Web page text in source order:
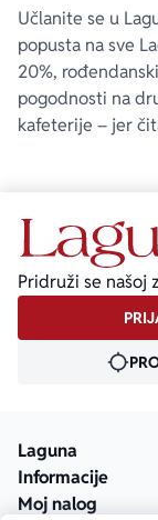
Učlanite se u
popusta na sve
20%,
pogodnosti na
kafeterije – jer
Pridruži se našoj
Laguna
Informacije
Moj nalog